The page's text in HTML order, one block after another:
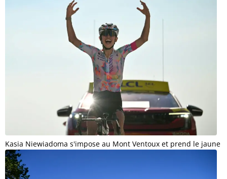
Kasia Niewiadoma s'impose au Mont Ventoux et prend le jaune